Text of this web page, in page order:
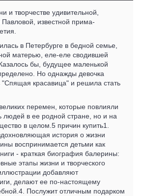
и творчестве удивительной,
известной прима-
в Петербурге в бедной семье,
матерью, еле-еле сводившей
бы, будущее маленькой
Но однажды девочка
"Спящая красавица" и решила стать
перемен, которые повлияли
людей в ее родной стране, но и на
в целом.5 причин купить1.
история о жизни
воспринимается детьми как
- краткая биография балерины:
этапы жизни и творческого
добавляют
делают ее по-настоящему
Послужит отличным подарком